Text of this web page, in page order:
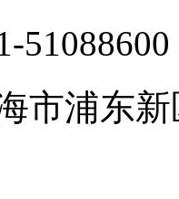
51088600
市浦东新